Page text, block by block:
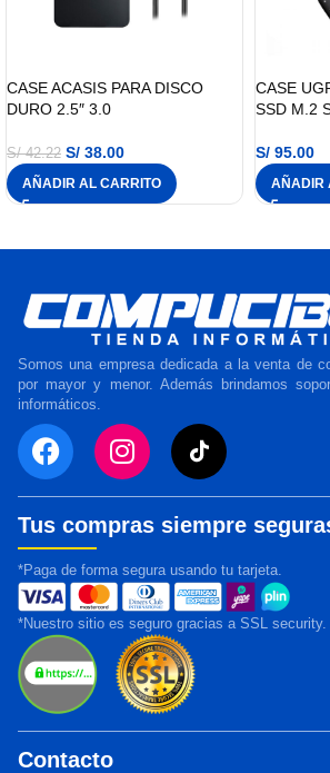
CASE ACASIS PARA DISCO
DURO 2.5″ 3.0
S/42.22 S/ 38.00
AÑADIR AL CARRITO
CASE
SSD M.2
S/ 95.00
AÑADIR
Somos una empresa dedicada a la venta de
por mayor y menor. Además brindamos
informáticos.
Tus compras siempre
*Paga de forma segura usando tu tarjeta.
*Nuestro sitio es seguro gracias a SSL security.
Contacto